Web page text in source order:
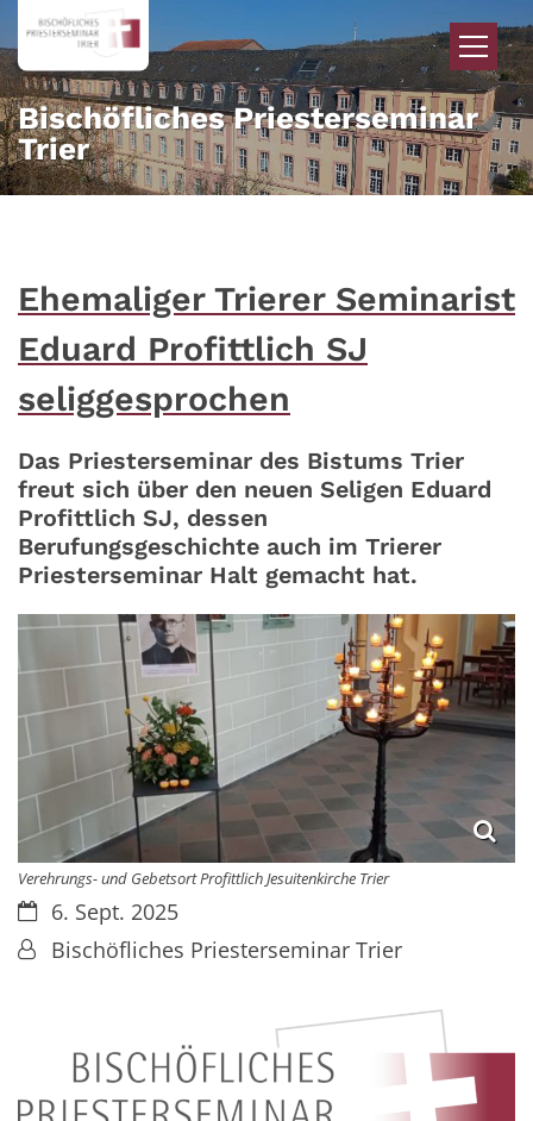
Zum Inhalt springen
Bischöfliches Priesterseminar
Trier
Ehemaliger Trierer Seminarist
Eduard Profittlich SJ
seliggesprochen
Das Priesterseminar des Bistums Trier
freut sich über den neuen Seligen Eduard
Profittlich SJ, dessen
Berufungsgeschichte auch im Trierer
Priesterseminar Halt gemacht hat.
Verehrungs- und Gebetsort Profittlich Jesuitenkirche Trier
Datum:6. Sept. 2025
Von:Bischöfliches Priesterseminar Trier